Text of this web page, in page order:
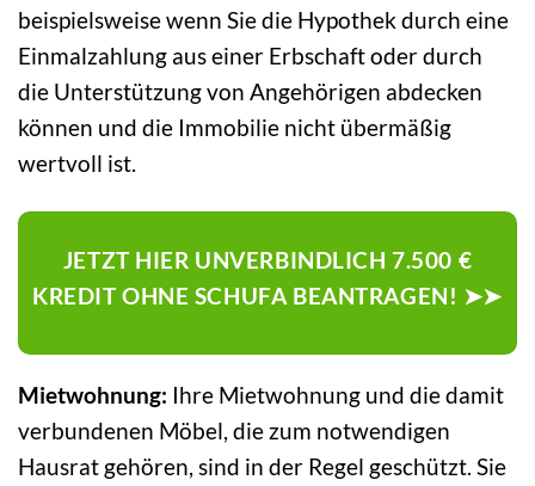
beispielsweise wenn Sie die Hypothek durch eine
Einmalzahlung aus einer Erbschaft oder durch
die Unterstützung von Angehörigen abdecken
können und die Immobilie nicht übermäßig
wertvoll ist.
JETZT HIER UNVERBINDLICH 7.500 €
KREDIT OHNE SCHUFA BEANTRAGEN! ➤➤
Mietwohnung: Ihre Mietwohnung und die damit
verbundenen Möbel, die zum notwendigen
Hausrat gehören, sind in der Regel geschützt. Sie